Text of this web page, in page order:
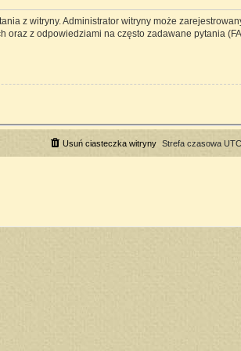
z witryny. Administrator witryny może
z odpowiedziami na często zadawane pytania
Strefa czasowa
Usuń ciasteczka witryny